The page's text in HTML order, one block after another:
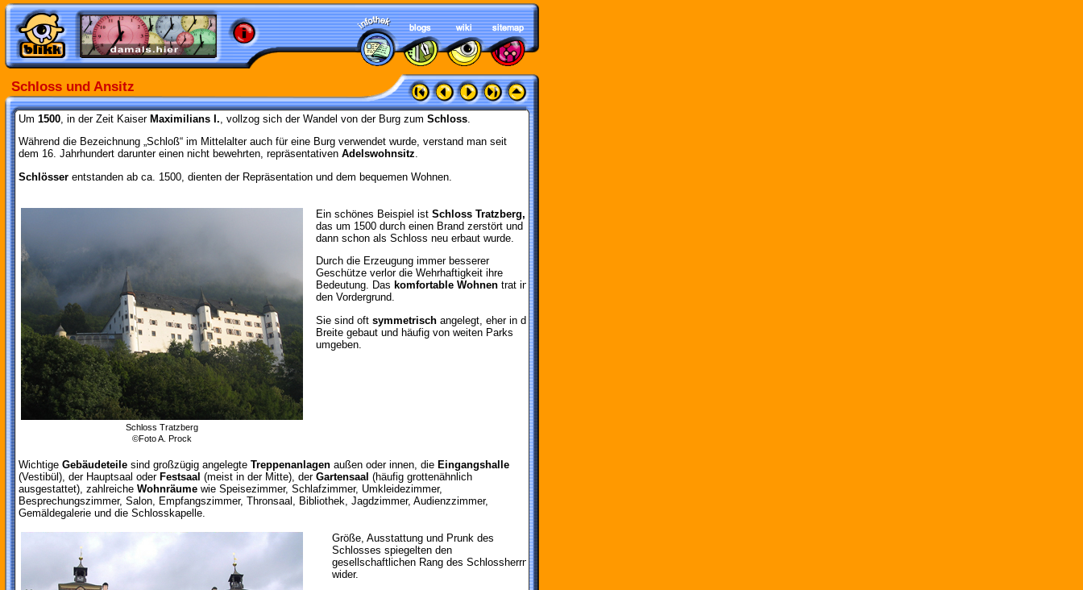
Schloss und Ansitz
Um 1500, in der Zeit Kaiser Maximilians I., vollzog sich der Wandel von der Burg zum Schloss.
Während die Bezeichnung „Schloß“ im Mittelalter auch für eine Burg verwendet wurde, verstand man seit
dem 16. Jahrhundert darunter einen nicht bewehrten, repräsentativen Adelswohnsitz.
Schlösser entstanden ab ca. 1500, dienten der Repräsentation und dem bequemen Wohnen.
Schloss Tratzberg
©Foto A. Prock
Ein schönes Beispiel ist Schloss Tratzberg,
das um 1500 durch einen Brand zerstört und
dann schon als Schloss neu erbaut wurde.
Durch die Erzeugung immer besserer
Geschütze verlor die Wehrhaftigkeit ihre
Bedeutung. Das komfortable Wohnen trat in
den Vordergrund.
Sie sind oft symmetrisch angelegt, eher in die
Breite gebaut und häufig von weiten Parks
umgeben.
Wichtige Gebäudeteile sind großzügig angelegte Treppenanlagen außen oder innen, die Eingangshalle
(Vestibül), der Hauptsaal oder Festsaal (meist in der Mitte), der Gartensaal (häufig grottenähnlich
ausgestattet), zahlreiche Wohnräume wie Speisezimmer, Schlafzimmer, Umkleidezimmer,
Besprechungszimmer, Salon, Empfangszimmer, Thronsaal, Bibliothek, Jagdzimmer, Audienzzimmer,
Gemäldegalerie und die Schlosskapelle.
Größe, Ausstattung und Prunk des
Schlosses spiegelten den
gesellschaftlichen Rang des Schlossherrn
wider.